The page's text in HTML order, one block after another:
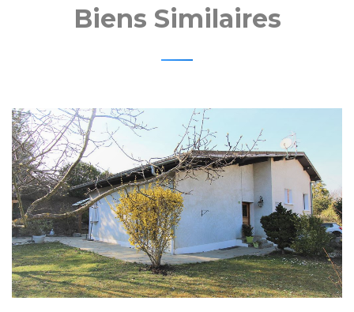
Biens Similaires